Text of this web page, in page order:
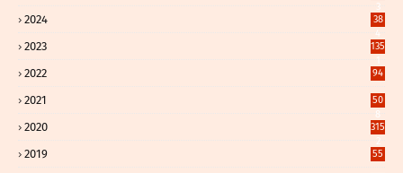
3
2024
38
4
2023
135
1
2022 94
2021
50
8
2020
315
2
2019 55